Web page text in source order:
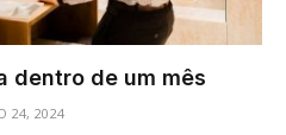
dentro de um mês
24, 2024